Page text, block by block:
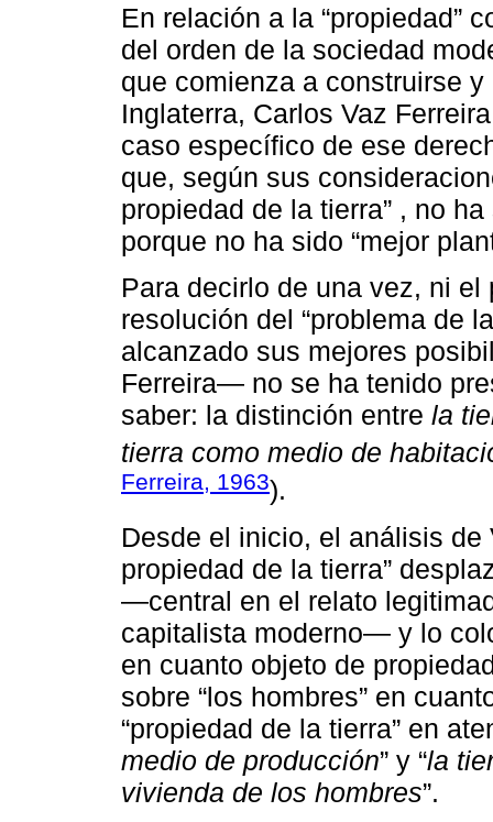
En relación a la “propiedad”
del orden de la sociedad
que comienza a construirse
Inglaterra, Carlos Vaz
caso específico de ese
que, según sus
propiedad de la tierra” , no ha
porque no ha sido “mejor
Para decirlo de una vez, ni
resolución del “problema de
alcanzado sus mejores
Ferreira― no se ha tenido
saber: la distinción entre la
tierra como medio de
Ferreira, 1963).
Desde el inicio, el análisis de
propiedad de la tierra”
―central en el relato
capitalista moderno― y lo
en cuanto objeto de
sobre “los hombres” en
“propiedad de la tierra” en
medio de producción” y “la
vivienda de los hombres”.